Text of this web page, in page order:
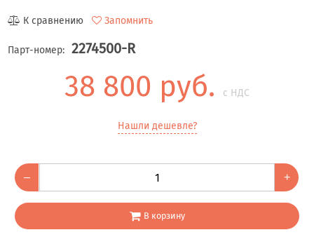
К сравнению Запомнить
Парт-номер: 2274500-R
38 800 руб. с НДС
Нашли дешевле?
– +
В корзину